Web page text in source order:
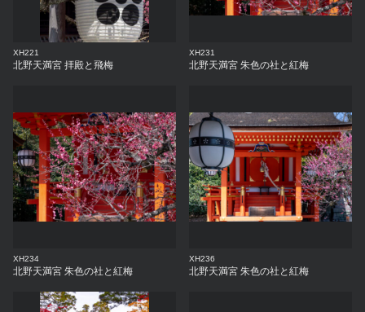
XH221
北野天満宮 拝殿と飛梅
XH231
北野天満宮 朱色の社と紅梅
XH234
北野天満宮 朱色の社と紅梅
XH236
北野天満宮 朱色の社と紅梅